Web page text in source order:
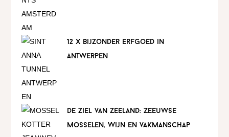
12 x bijzonder erfgoed in
antwerpen
de ziel van zeeland: zeeuwse
mosselen, wijn en vakmanschap